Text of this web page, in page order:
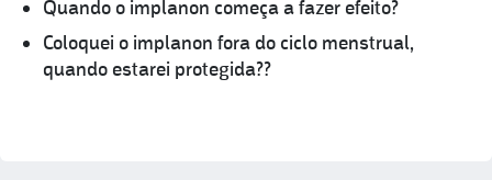
Quando o implanon começa a fazer efeito?
Coloquei o implanon fora do ciclo menstrual,
quando estarei protegida??